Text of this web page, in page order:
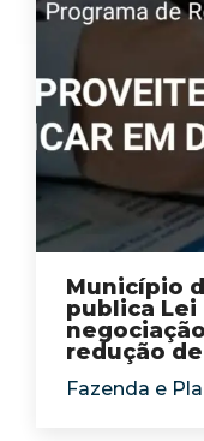
Município
publica
redução
Fazenda e